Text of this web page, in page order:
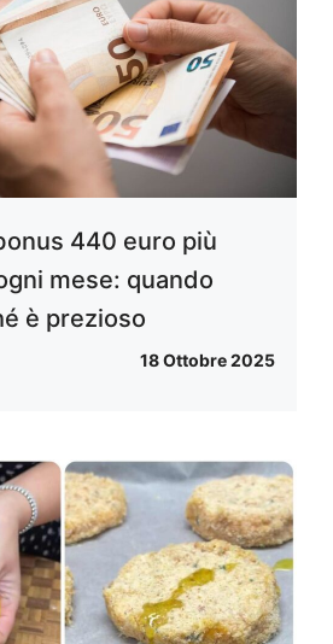
440 euro più
mese: quando
è prezioso
18 Ottobre 2025